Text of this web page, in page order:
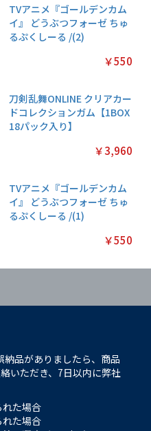
TVアニメ『ゴールデンカム
イ』 どうぶつフォーゼ ちゅ
るぷくしーる /(2)
￥550
刀剣乱舞ONLINE クリアカー
ドコレクションガム【1BOX
18パック入り】
￥3,960
TVアニメ『ゴールデンカム
イ』 どうぶつフォーゼ ちゅ
るぷくしーる /(1)
￥550
品がありましたら、商品
いただき、7日以内に弊社
た場合
た場合